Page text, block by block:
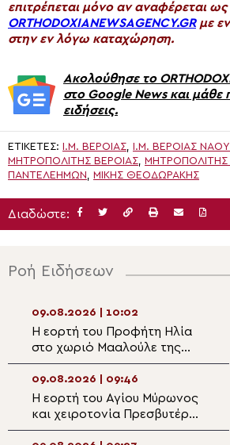
επιτρέπεται μόνο αν αναφέρεται
ORTHODOXIANEWSAGENCY.GRμε
στην εν λόγω καταχώρηση.
Ακολούθησε το
στο Google News και μάθε
ειδήσεις.
ΕΤΙΚΈΤΕΣ: Ι.Μ. ΒΕΡΟΊΑΣ, Ι.Μ. ΒΕΡΟΊΑΣ
ΜΗΤΡΟΠΟΛΊΤΗΣ ΒΕΡΟΊΑΣ, ΜΗΤΡΟΠΟΛΊΤΗΣ
ΠΑΝΤΕΛΕΉΜΩΝ, ΜΊΚΗΣ ΘΕΟΔΩΡΆΚΗΣ
Διαδώστε:
Ροή Ειδήσεων
09.08.2026 | 10:02
Η εορτή του Προφήτη Ηλία
στο χωριό Μααλούλε της
Ναζαρέτ
09.08.2026 | 09:46
Η εορτή του Αγίου Μύρωνος
και χειροτονία Πρεσβυτέρου
στο Ηράκλειο